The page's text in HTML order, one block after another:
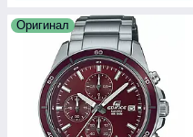
Оригинал